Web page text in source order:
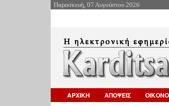
Παρασκευή, 07 Αυγούστου 2026
ΑΡΧΙΚΗ ΑΠΟΨΕΙΣ